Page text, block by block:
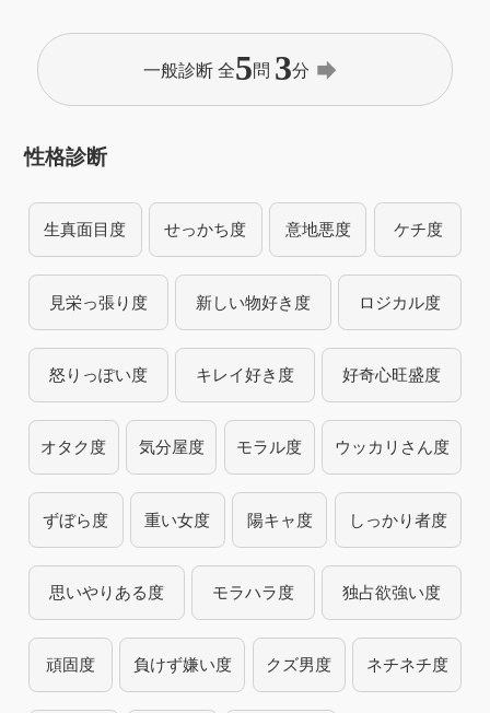
一般診断 全5問 3分 forward
性格診断
生真面目度 せっかち度 意地悪度 ケチ度
見栄っ張り度 新しい物好き度 ロジカル度
怒りっぽい度 キレイ好き度 好奇心旺盛度
オタク度 気分屋度 モラル度 ウッカリさん度
ずぼら度 重い女度 陽キャ度 しっかり者度
思いやりある度 モラハラ度 独占欲強い度
頑固度 負けず嫌い度 クズ男度 ネチネチ度